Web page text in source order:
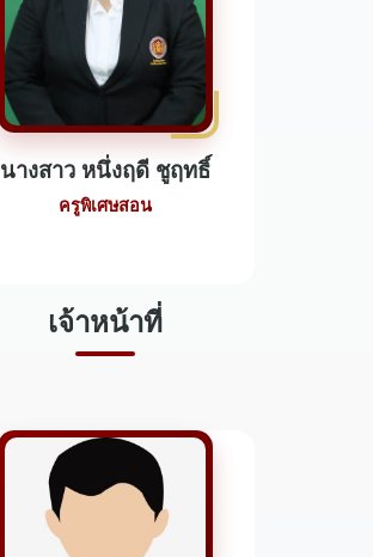
นางสาว หนึ่งฤดี ชูฤทธิ์
ครูพิเศษสอน
เจ้าหน้าที่